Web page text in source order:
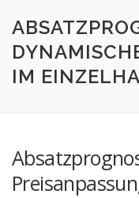
PROJEKTÜBERBLICK
KONTAKT
IM